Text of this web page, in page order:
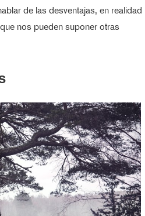
de las desventajas, en realidad
nos pueden suponer otras